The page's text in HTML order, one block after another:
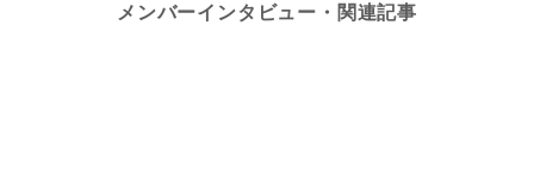
メンバーインタビュー・関連記事